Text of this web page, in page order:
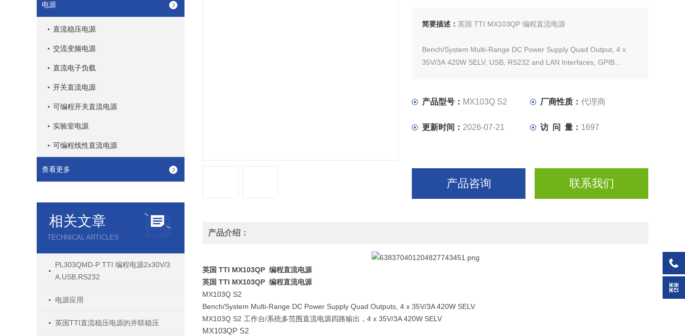
电源
直流稳压电源
交流变频电源
直流电子负载
开关直流电源
可编程开关直流电源
实验室电源
可编程线性直流电源
查看更多
相关文章
TECHNICAL ARTICLES
PL303QMD-P TTI 编程电源2x30V/3
A,USB,RS232
电源应用
英国TTI直流稳压电源的并联稳压
简要描述： 英国 TTI MX103QP 编程直流电源
Bench/System Multi-Range DC Power Supply Quad Output, 4 x
35V/3A 420W SELV, USB, RS232 and LAN Interfaces, GPIB
420W SELV
产品型号： MX103Q S2 厂商性质：代理商
更新时间： 2026-07-21 访 问 量： 1697
产品咨询 联系我们
产品介绍：
英国 TTI MX103QP 编程直流电源
英国 TTI MX103QP 编程直流电源
MX103Q S2
Bench/System Multi-Range DC Power Supply Quad Outputs, 4 x 35V/3A 420W SELV
MX103Q S2 工作台/系统多范围直流电源四路输出，4 x 35V/3A 420W SELV
MX103QP S2